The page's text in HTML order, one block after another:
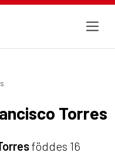
Torres
föddes 16